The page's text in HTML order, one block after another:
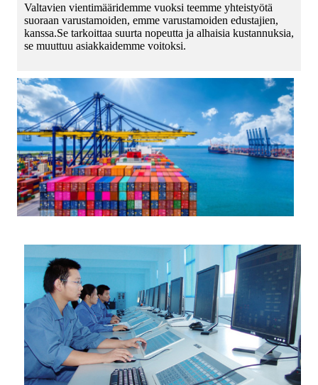
Valtavien vientimääridemme vuoksi teemme yhteistyötä
suoraan varustamoiden, emme varustamoiden edustajien,
kanssa.Se tarkoittaa suurta nopeutta ja alhaisia ​​kustannuksia,
se muuttuu asiakkaidemme voitoksi.